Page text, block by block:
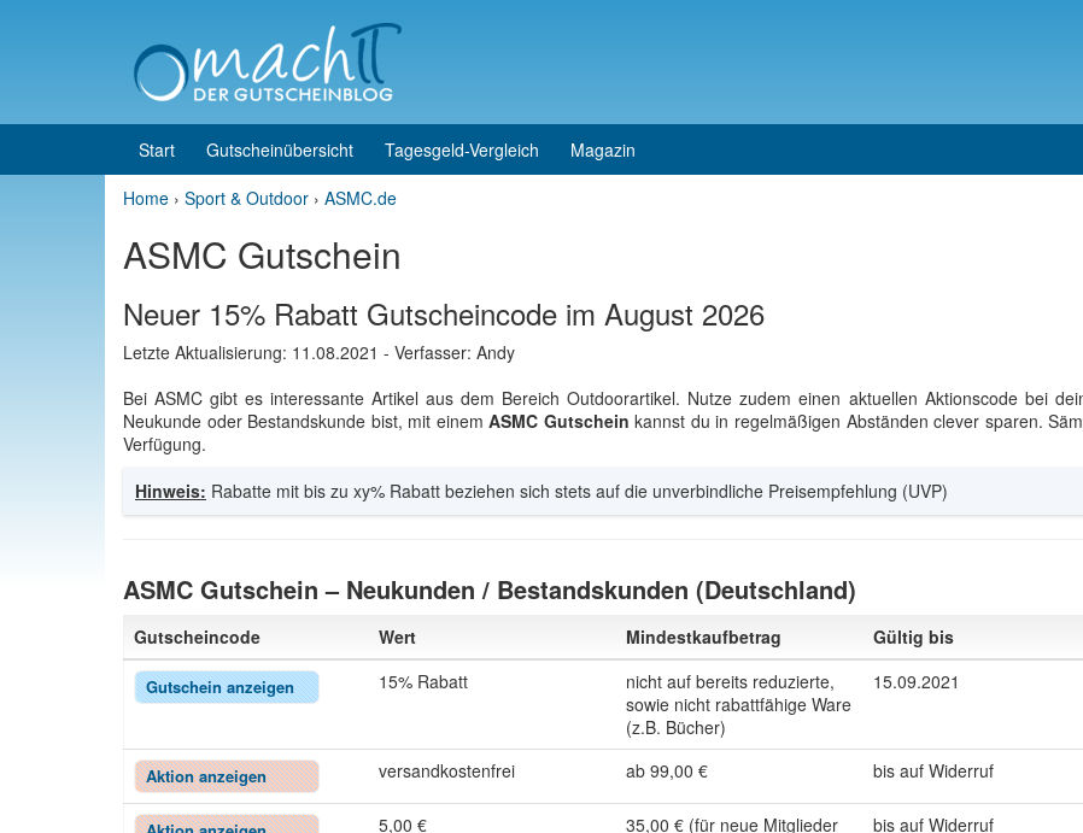
Start Gutscheinübersicht Tagesgeld-Vergleich
Magazin
Home › Sport & Outdoor › ASMC.de
ASMC Gutschein
Neuer 15% Rabatt Gutscheincode im August 2026
Letzte Aktualisierung: 11.08.2021 - Verfasser: Andy
Bei ASMC gibt es interessante Artikel aus dem Bereich Outdoorartikel. Nutze zudem einen aktuellen Aktionscode bei
Neukunde oder Bestandskunde bist, mit einemASMC Gutschein kannst du in regelmäßigen Abständen clever sparen.
Verfügung.
Hinweis: Rabatte mit bis zu xy% Rabatt beziehen sich stets auf die unverbindliche Preisempfehlung (UVP)
ASMC Gutschein – Neukunden / Bestandskunden (Deutschland)
Gutscheincode Wert Mindestkaufbetrag Gültig bis
Gutschein anzeigen 15% Rabatt
nicht auf bereits reduzierte,
sowie nicht rabattfähige Ware
(z.B. Bücher)
15.09.2021
Aktion anzeigen versandkostenfrei ab 99,00 € bis auf Widerruf
5,00 €
35,00 € (für neue Mitglieder
bis auf Widerruf